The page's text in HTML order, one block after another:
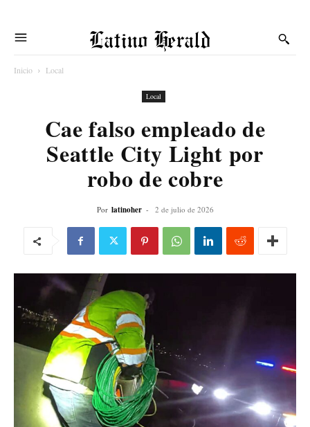
Latino Herald
Inicio Local
Local
Cae falso empleado de
Seattle City Light por
robo de cobre
Por latinoher - 2 de julio de 2026